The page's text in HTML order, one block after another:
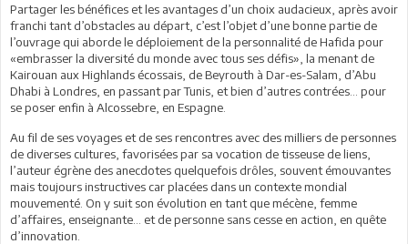
Partager les bénéfices et les avantages d’un choix audacieux, après avoir
franchi tant d’obstacles au départ, c’est l’objet d’une bonne partie de
l’ouvrage qui aborde le déploiement de la personnalité de Hafida pour
«embrasser la diversité du monde avec tous ses défis», la menant de
Kairouan aux Highlands écossais, de Beyrouth à Dar-es-Salam, d’Abu
Dhabi à Londres, en passant par Tunis, et bien d’autres contrées… pour
se poser enfin à Alcossebre, en Espagne.
Au fil de ses voyages et de ses rencontres avec des milliers de personnes
de diverses cultures, favorisées par sa vocation de tisseuse de liens,
l’auteur égrène des anecdotes quelquefois drôles, souvent émouvantes
mais toujours instructives car placées dans un contexte mondial
mouvementé. On y suit son évolution en tant que mécène, femme
d’affaires, enseignante… et de personne sans cesse en action, en quête
d’innovation.